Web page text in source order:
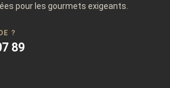
pour les gourmets exigeants.
?
89